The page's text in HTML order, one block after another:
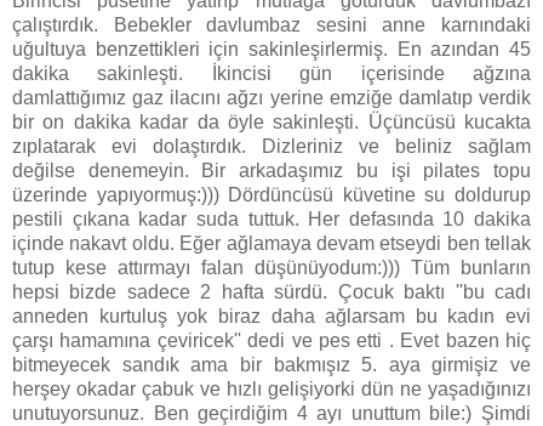
çalıştırdık. Bebekler davlumbaz sesini anne karnındaki
uğultuya benzettikleri için sakinleşirlermiş. En azından 45
dakika sakinleşti. İkincisi gün içerisinde ağzına
damlattığımız gaz ilacını ağzı yerine emziğe damlatıp verdik
bir on dakika kadar da öyle sakinleşti. Üçüncüsü kucakta
zıplatarak evi dolaştırdık. Dizleriniz ve beliniz sağlam
değilse denemeyin. Bir arkadaşımız bu işi pilates topu
üzerinde yapıyormuş:))) Dördüncüsü küvetine su doldurup
pestili çıkana kadar suda tuttuk. Her defasında 10 dakika
içinde nakavt oldu. Eğer ağlamaya devam etseydi ben tellak
tutup kese attırmayı falan düşünüyodum:))) Tüm bunların
hepsi bizde sadece 2 hafta sürdü. Çocuk baktı ''bu cadı
anneden kurtuluş yok biraz daha ağlarsam bu kadın evi
çarşı hamamına çeviricek'' dedi ve pes etti . Evet bazen hiç
bitmeyecek sandık ama bir bakmışız 5. aya girmişiz ve
herşey okadar çabuk ve hızlı gelişiyorki dün ne yaşadığınızı
unutuyorsunuz. Ben geçirdiğim 4 ayı unuttum bile:) Şimdi